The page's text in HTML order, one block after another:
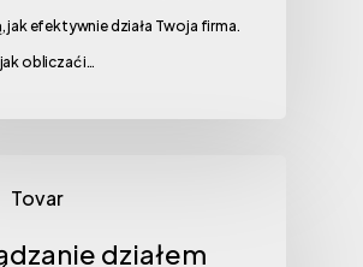
jak efektywnie działa Twoja firma.
obliczać i…
Tovar
działem